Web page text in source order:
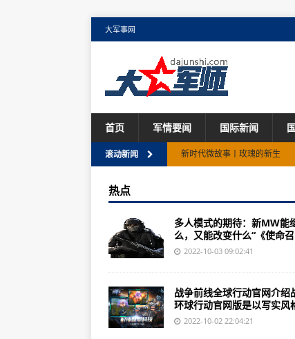
大军事网
首页 军情要闻 国际新闻
滚动新闻
新时代微故事丨玫瑰的新生
里
日媒文章：美国激进加息恐成
新闻观察丨内外政策不负责任
【“我和我的中国故事”第二
“躺平”的代价：生命的悲剧 健
SAA增加更多A320以实现进一
热点
多人模式的期待：新MW能
么，又能改变什么“《使命
2022-10-03 09:02:41
战争前线全球行动官网介绍
环球行动官网版是以写实风
2022-10-02 22:04:21